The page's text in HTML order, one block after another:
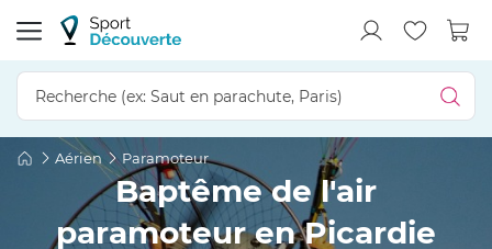
Aérien Paramoteur
Baptême de l'air
paramoteur en Picardie